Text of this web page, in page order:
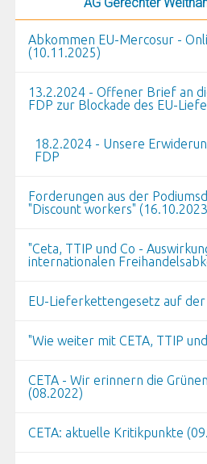
AG Gerechter
Abkommen EU-Mercosur -
(10.11.2025)
13.2.2024 - Offener Brief an
FDP zur Blockade des EU-
18.2.2024 - Unsere
FDP
Forderungen aus der
"Discount workers"
"Ceta, TTIP und Co -
internationalen
EU-Lieferkettengesetz auf
"Wie weiter mit CETA, TTIP
CETA - Wir erinnern die
(08.2022)
CETA: aktuelle Kritikpunkte